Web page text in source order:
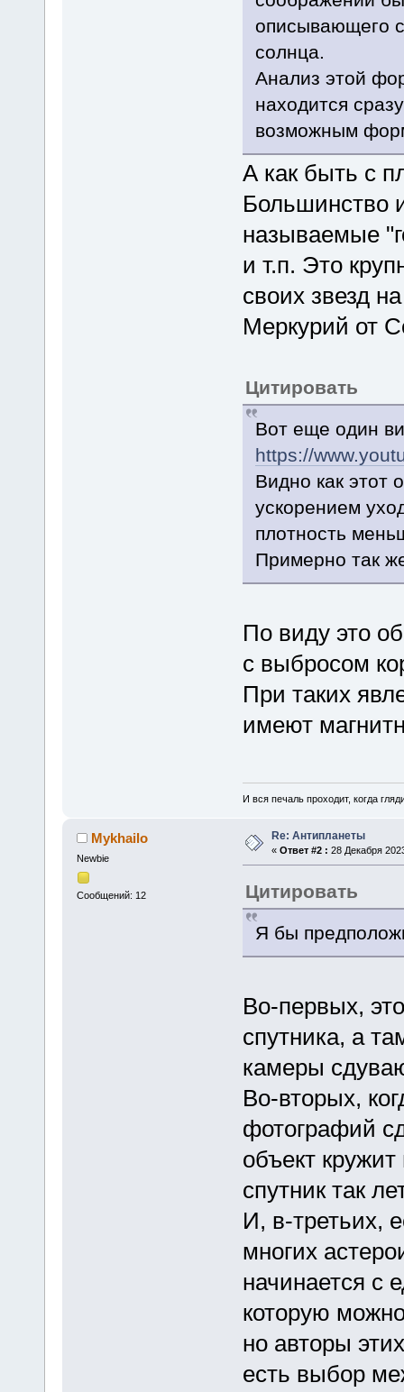
описывающего
солнца.
Анализ этой
находится
возможным
А как быть с
Большинство
называемые
и т.п. Это
своих звезд
Меркурий от
Цитировать
Вот еще один
https://
Видно как этот
ускорением
плотность
Примерно так
По виду это
с выбросом
При таких
имеют
И вся печаль проходит, когда
Mykhailo
Newbie
Сообщений: 12
Re: Антипланеты
« Ответ #2 : 28 Декабря
Цитировать
Я бы
Во-первых,
спутника, а
камеры
Во-вторых,
фотографий
объект
спутник так
И, в-третьих,
многих
начинается с
которую
но авторы
есть выбор